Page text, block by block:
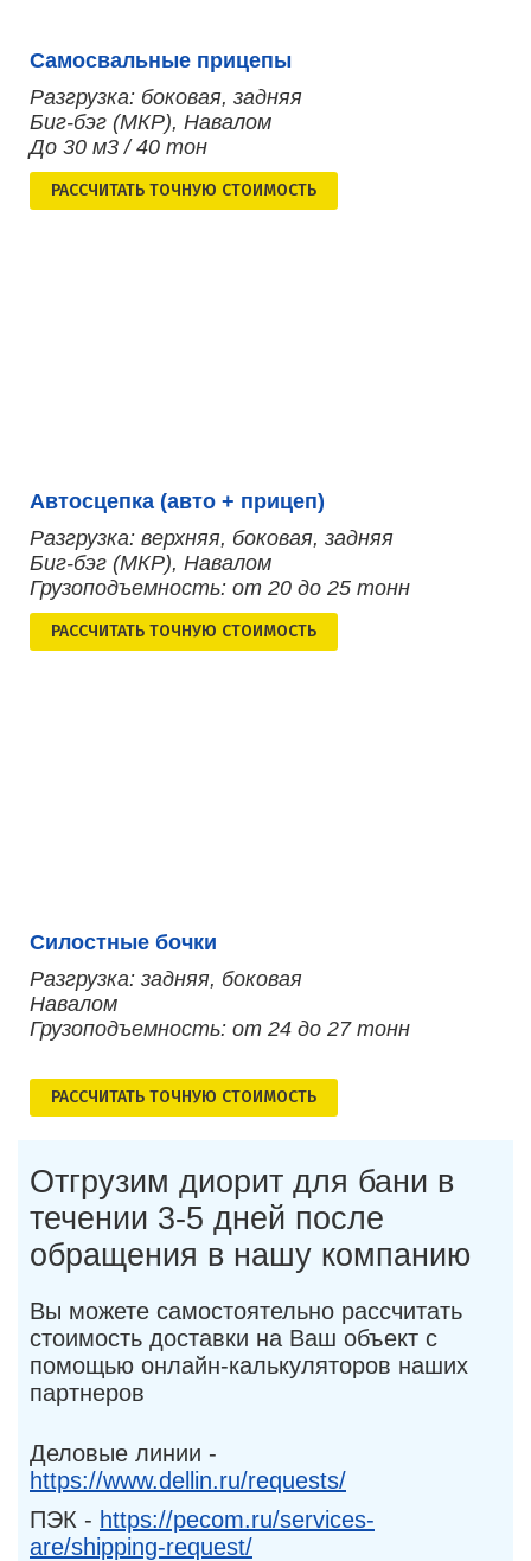
Самосвальные прицепы
Разгрузка: боковая, задняя
Биг-бэг (МКР), Навалом
До 30 м3 / 40 тон
РАСCЧИТАТЬ ТОЧНУЮ СТОИМОСТЬ
Автосцепка (авто + прицеп)
Разгрузка: верхняя, боковая, задняя
Биг-бэг (МКР), Навалом
Грузоподъемность: от 20 до 25 тонн
РАСCЧИТАТЬ ТОЧНУЮ СТОИМОСТЬ
Силостные бочки
Разгрузка: задняя, боковая
Навалом
Грузоподъемность: от 24 до 27 тонн
РАСCЧИТАТЬ ТОЧНУЮ СТОИМОСТЬ
Отгрузим диорит для бани в
течении 3-5 дней после
обращения в нашу компанию
Вы можете самостоятельно рассчитать
стоимость доставки на Ваш объект с
помощью онлайн-калькуляторов наших
партнеров
Деловые линии -
https://www.dellin.ru/requests/
ПЭК - https://pecom.ru/services-
are/shipping-request/